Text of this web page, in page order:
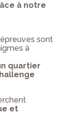
à notre
sont
à
quartier
et